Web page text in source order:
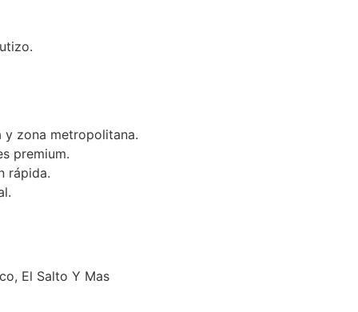
y zona metropolitana.
premium.
rápida.
El Salto Y Mas